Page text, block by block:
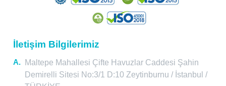
İletişim Bilgilerimiz
A. Maltepe Mahallesi Çifte Havuzlar Caddesi Şahin
Demirelli Sitesi No:3/1 D:10 Zeytinburnu / İstanbul /